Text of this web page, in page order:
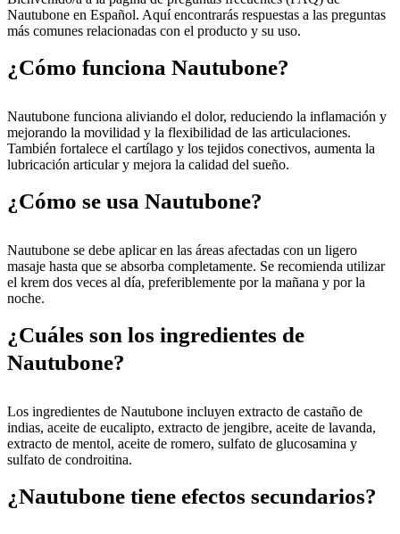
Nautubone en Español. Aquí encontrarás respuestas a las preguntas
más comunes relacionadas con el producto y su uso.
¿Cómo funciona Nautubone?
Nautubone funciona aliviando el dolor, reduciendo la inflamación y
mejorando la movilidad y la flexibilidad de las articulaciones.
También fortalece el cartílago y los tejidos conectivos, aumenta la
lubricación articular y mejora la calidad del sueño.
¿Cómo se usa Nautubone?
Nautubone se debe aplicar en las áreas afectadas con un ligero
masaje hasta que se absorba completamente. Se recomienda utilizar
el krem dos veces al día, preferiblemente por la mañana y por la
noche.
¿Cuáles son los ingredientes de
Nautubone?
Los ingredientes de Nautubone incluyen extracto de castaño de
indias, aceite de eucalipto, extracto de jengibre, aceite de lavanda,
extracto de mentol, aceite de romero, sulfato de glucosamina y
sulfato de condroitina.
¿Nautubone tiene efectos secundarios?